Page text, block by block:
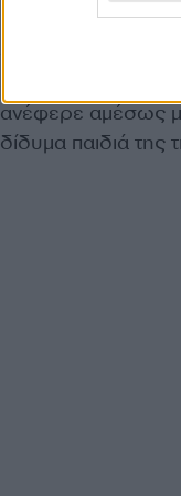
«Με τέτοιο
φανταζόντουσαν,
ανέφερε αμέσως
δίδυμα παιδιά της